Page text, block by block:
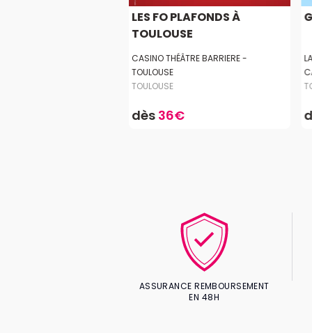
LES FO PLAFONDS À
TOULOUSE
CASINO THÉÂTRE BARRIERE -
TOULOUSE
TOULOUSE
dès 36€
ASSURANCE REMBOURSEMENT
EN 48H